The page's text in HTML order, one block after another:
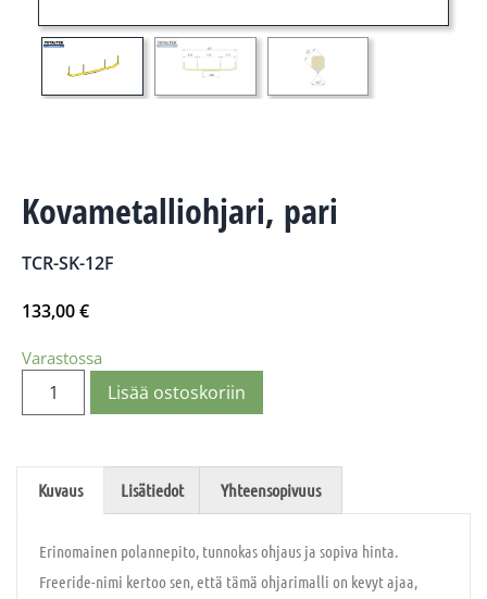
Kovametalliohjari, pari
TCR-SK-12F
133,00€
Varastossa
Lisää ostoskoriin
Kuvaus Lisätiedot Yhteensopivuus
Erinomainen polannepito, tunnokas ohjaus ja sopiva hinta.
Freeride-nimi kertoo sen, että tämä ohjarimalli on kevyt ajaa,